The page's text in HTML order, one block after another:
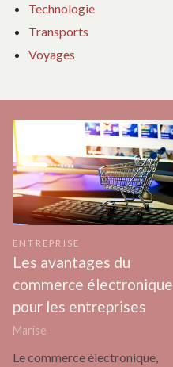
Technologie
Transports
Voyages
ENTREPRISE
Les avantages du
commerce électronique
pour les entreprises
Marise
Le commerce électronique,